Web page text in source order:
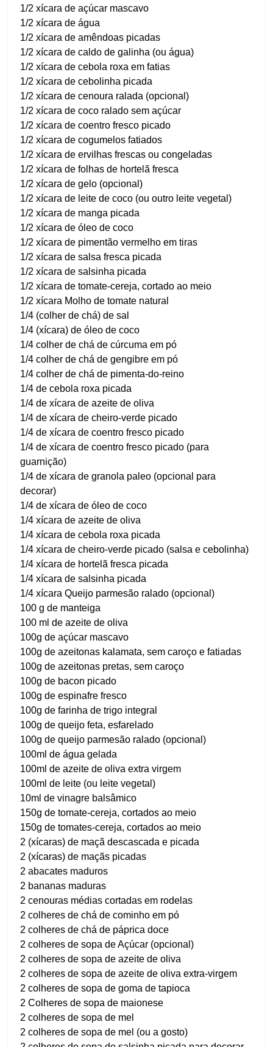
1/2 xícara de açúcar mascavo
1/2 xícara de água
1/2 xícara de amêndoas picadas
1/2 xícara de caldo de galinha (ou água)
1/2 xícara de cebola roxa em fatias
1/2 xícara de cebolinha picada
1/2 xícara de cenoura ralada (opcional)
1/2 xícara de coco ralado sem açúcar
1/2 xícara de coentro fresco picado
1/2 xícara de cogumelos fatiados
1/2 xícara de ervilhas frescas ou congeladas
1/2 xícara de folhas de hortelã fresca
1/2 xícara de gelo (opcional)
1/2 xícara de leite de coco (ou outro leite vegetal)
1/2 xícara de manga picada
1/2 xícara de óleo de coco
1/2 xícara de pimentão vermelho em tiras
1/2 xícara de salsa fresca picada
1/2 xícara de salsinha picada
1/2 xícara de tomate-cereja, cortado ao meio
1/2 xícara Molho de tomate natural
1/4 (colher de chá) de sal
1/4 (xícara) de óleo de coco
1/4 colher de chá de cúrcuma em pó
1/4 colher de chá de gengibre em pó
1/4 colher de chá de pimenta-do-reino
1/4 de cebola roxa picada
1/4 de xícara de azeite de oliva
1/4 de xícara de cheiro-verde picado
1/4 de xícara de coentro fresco picado
1/4 de xícara de coentro fresco picado (para
guarnição)
1/4 de xícara de granola paleo (opcional para
decorar)
1/4 de xícara de óleo de coco
1/4 xícara de azeite de oliva
1/4 xícara de cebola roxa picada
1/4 xícara de cheiro-verde picado (salsa e cebolinha)
1/4 xícara de hortelã fresca picada
1/4 xícara de salsinha picada
1/4 xícara Queijo parmesão ralado (opcional)
100 g de manteiga
100 ml de azeite de oliva
100g de açúcar mascavo
100g de azeitonas kalamata, sem caroço e fatiadas
100g de azeitonas pretas, sem caroço
100g de bacon picado
100g de espinafre fresco
100g de farinha de trigo integral
100g de queijo feta, esfarelado
100g de queijo parmesão ralado (opcional)
100ml de água gelada
100ml de azeite de oliva extra virgem
100ml de leite (ou leite vegetal)
10ml de vinagre balsâmico
150g de tomate-cereja, cortados ao meio
150g de tomates-cereja, cortados ao meio
2 (xícaras) de maçã descascada e picada
2 (xícaras) de maçãs picadas
2 abacates maduros
2 bananas maduras
2 cenouras médias cortadas em rodelas
2 colheres de chá de cominho em pó
2 colheres de chá de páprica doce
2 colheres de sopa de Açúcar (opcional)
2 colheres de sopa de azeite de oliva
2 colheres de sopa de azeite de oliva extra-virgem
2 colheres de sopa de goma de tapioca
2 Colheres de sopa de maionese
2 colheres de sopa de mel
2 colheres de sopa de mel (ou a gosto)